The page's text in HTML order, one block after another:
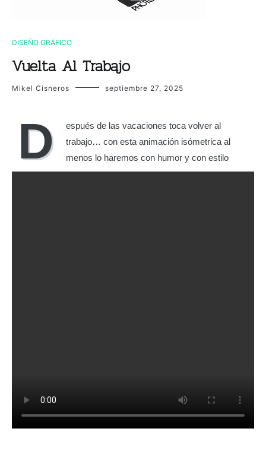
DISEÑO GRÁFICO
Vuelta Al Trabajo
Mikel Cisneros septiembre 27, 2025
D
espués de las vacaciones toca volver al
trabajo… con esta animación isómetrica al
menos lo haremos con humor y con estilo